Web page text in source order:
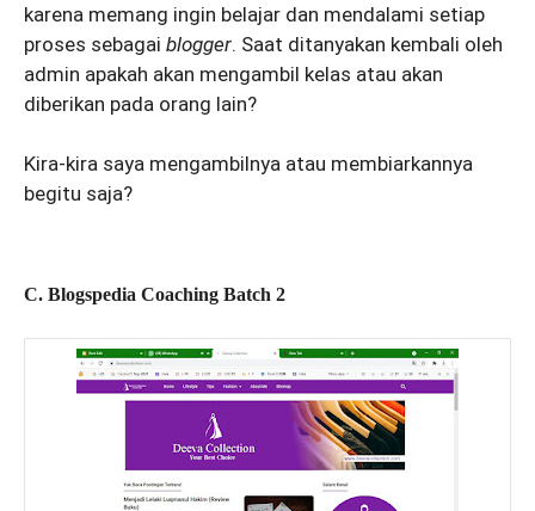
karena memang ingin belajar dan mendalami setiap
proses sebagai blogger. Saat ditanyakan kembali oleh
admin apakah akan mengambil kelas atau akan
diberikan pada orang lain?
Kira-kira saya mengambilnya atau membiarkannya
begitu saja?
C. Blogspedia Coaching Batch 2